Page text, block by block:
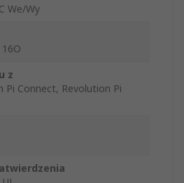
We/Wy
z
Pi Connect, Revolution Pi